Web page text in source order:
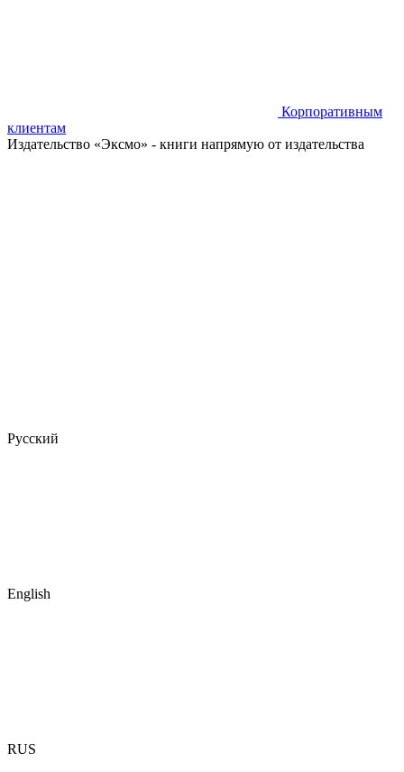
Корпоративным
клиентам
Издательство «Эксмо» - книги напрямую от издательства
Русский
English
RUS